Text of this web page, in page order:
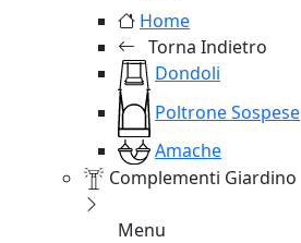
Home
Torna Indietro
Dondoli
Poltrone Sospese
Amache
Complementi Giardino
Menu